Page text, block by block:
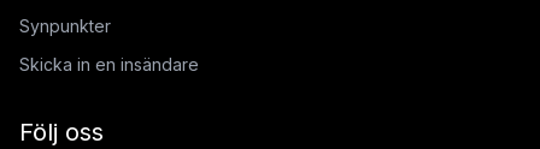
Synpunkter
Skicka in en insändare
Följ oss